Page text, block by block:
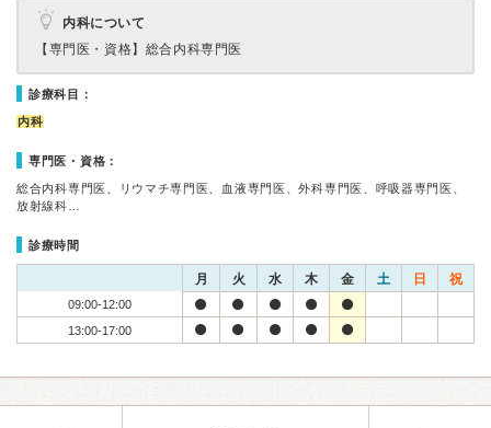
内科について
【専門医・資格】 総合内科専門医
診療科目：
内科
専門医・資格：
総合内科専門医、リウマチ専門医、血液専門医、外科専門医、呼吸器専門医、
放射線科…
診療時間
月 火 水 木 金 土 日 祝
09:00-12:00
13:00-17:00